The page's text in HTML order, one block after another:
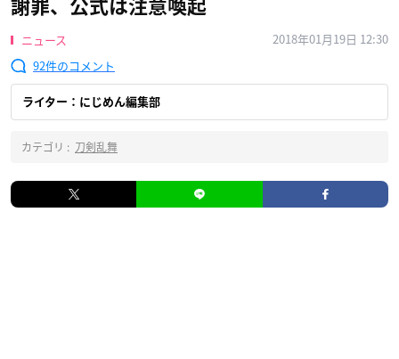
謝罪、公式は注意喚起
ニュース
2018年01月19日 12:30
92
ライター：にじめん編集部
カテゴリ : 刀剣乱舞